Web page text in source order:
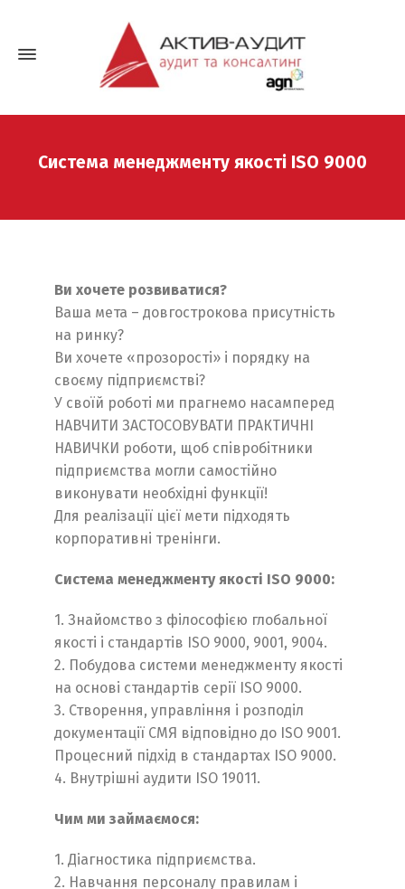
Система менеджменту якості ISO 9000
Ви хочете розвиватися?
Ваша мета – довгострокова присутність
на ринку?
Ви хочете «прозорості» і порядку на
своєму підприємстві?
У своїй роботі ми прагнемо насамперед
НАВЧИТИ ЗАСТОСОВУВАТИ ПРАКТИЧНІ
НАВИЧКИ роботи, щоб співробітники
підприємства могли самостійно
виконувати необхідні функції!
Для реалізації цієї мети підходять
корпоративні тренінги.
Система менеджменту якості ISO 9000:
1. Знайомство з філософією глобальної
якості і стандартів ISO 9000, 9001, 9004.
2. Побудова системи менеджменту якості
на основі стандартів серії ISO 9000.
3. Створення, управління і розподіл
документації СМЯ відповідно до ISO 9001.
Процесний підхід в стандартах ISO 9000.
4. Внутрішні аудити ISO 19011.
Чим ми займаємося:
1. Діагностика підприємства.
2. Навчання персоналу правилам і